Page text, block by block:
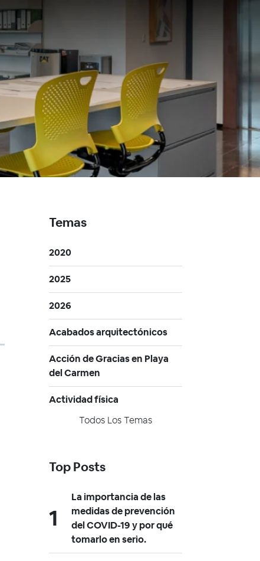
Temas
2020
2025
2026
Acabados arquitectónicos
Acción de Gracias en Playa
del Carmen
Actividad física
Todos Los Temas
Top Posts
La importancia de las
medidas de prevención
del COVID-19 y por qué
tomarlo en serio.